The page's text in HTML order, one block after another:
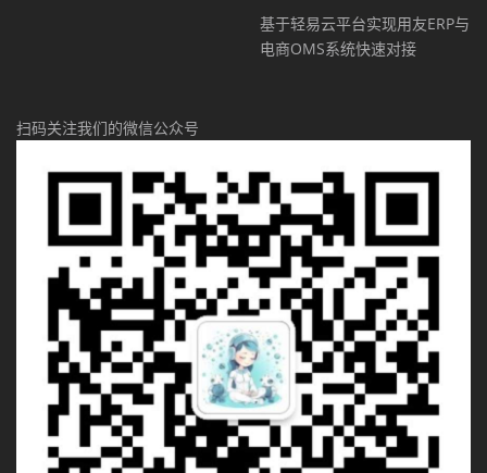
基于轻易云平台实现用友ERP与
电商OMS系统快速对接
扫码关注我们的微信公众号